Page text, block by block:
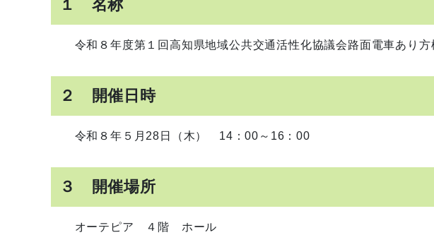
１ 名称
令和８年度第１回高知県地域公共交通活性化協議会路面電車あり方
２ 開催日時
令和８年５月28日（木） 14：00～16：00
３ 開催場所
オーテピア ４階 ホール